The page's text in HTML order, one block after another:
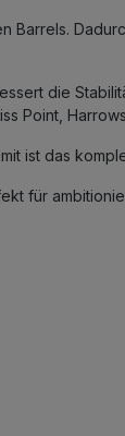
die
Point,
ist das
für